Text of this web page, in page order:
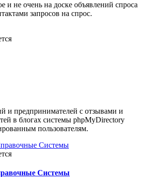
и не очень на доске объявлений спроса
запросов на спрос.
и предпринимателей с отзывами и
в блогах системы phpMyDirectory
пользователям.
Системы